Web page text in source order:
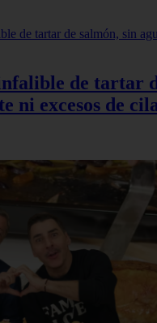
de tartar
ni excesos de